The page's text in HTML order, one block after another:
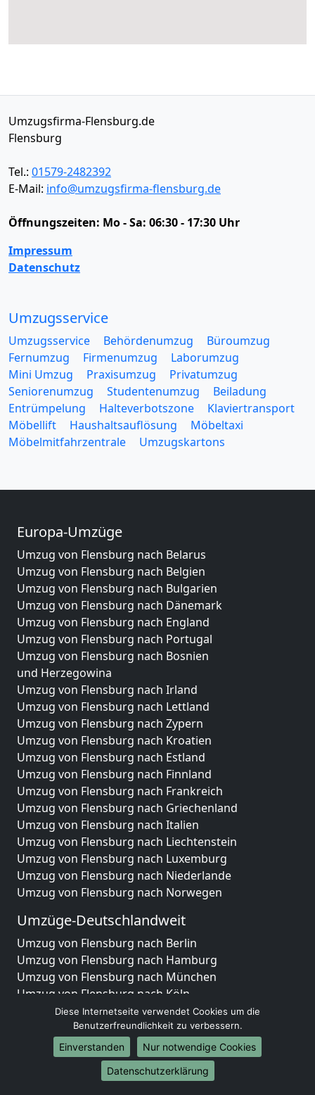
Umzugsfirma-Flensburg.de
Flensburg
Tel.: 01579-2482392
E-Mail: info@umzugsfirma-flensburg.de
Öffnungszeiten: Mo - Sa: 06:30 - 17:30 Uhr
Impressum
Datenschutz
Umzugsservice
Umzugsservice Behördenumzug
Büroumzug
Fernumzug
Firmenumzug
Laborumzug
Mini Umzug
Praxisumzug
Privatumzug
Seniorenumzug
Studentenumzug
Beiladung
Entrümpelung
Halteverbotszone
Klaviertransport
Möbellift
Haushaltsauflösung
Möbeltaxi
Möbelmitfahrzentrale
Umzugskartons
Europa-Umzüge
Umzug von Flensburg nach Belarus
Umzug von Flensburg nach Belgien
Umzug von Flensburg nach Bulgarien
Umzug von Flensburg nach Dänemark
Umzug von Flensburg nach England
Umzug von Flensburg nach Portugal
Umzug von Flensburg nach Bosnien
und Herzegowina
Umzug von Flensburg nach Irland
Umzug von Flensburg nach Lettland
Umzug von Flensburg nach Zypern
Umzug von Flensburg nach Kroatien
Umzug von Flensburg nach Estland
Umzug von Flensburg nach Finnland
Umzug von Flensburg nach Frankreich
Umzug von Flensburg nach Griechenland
Umzug von Flensburg nach Italien
Umzug von Flensburg nach Liechtenstein
Umzug von Flensburg nach Luxemburg
Umzug von Flensburg nach Niederlande
Umzug von Flensburg nach Norwegen
Umzüge-Deutschlandweit
Umzug von Flensburg nach Berlin
Umzug von Flensburg nach Hamburg
Umzug von Flensburg nach München
Umzug von Flensburg nach Köln
Umzug von Flensburg nach Frankfurt am Main
Umzug von Flensburg nach Stuttgart
Umzug von Flensburg nach Düsseldorf
Umzug von Flensburg nach Leipzig
Umzug von Flensburg nach Dortmund
Diese Internetseite verwendet Cookies um die
Benutzerfreundlichkeit zu verbessern.
Einverstanden
Nur notwendige Cookies
Datenschutzerklärung